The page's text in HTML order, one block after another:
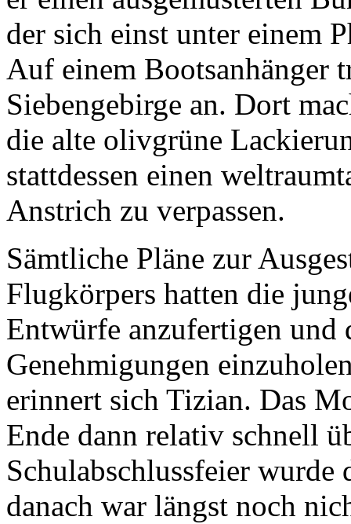
der sich einst unter einem
Auf einem Bootsanhänger
Siebengebirge an. Dort
die alte olivgrüne
stattdessen einen
Anstrich zu verpassen.
Sämtliche Pläne zur
Flugkörpers hatten die
Entwürfe anzufertigen und
Genehmigungen
erinnert sich Tizian. Das
Ende dann relativ schnell
Schulabschlussfeier wurde
danach war längst noch